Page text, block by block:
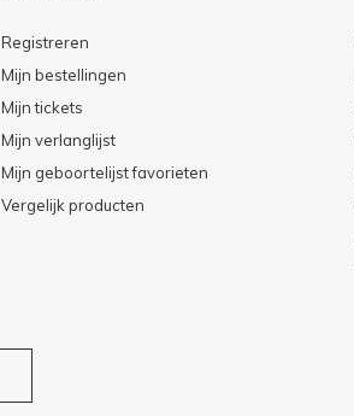
Registreren
Mijn bestellingen
Mijn tickets
Mijn verlanglijst
Mijn geboortelijst favorieten
Vergelijk producten